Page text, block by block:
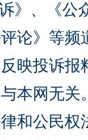
》、《公
论》等
映投诉
本网无
和公民